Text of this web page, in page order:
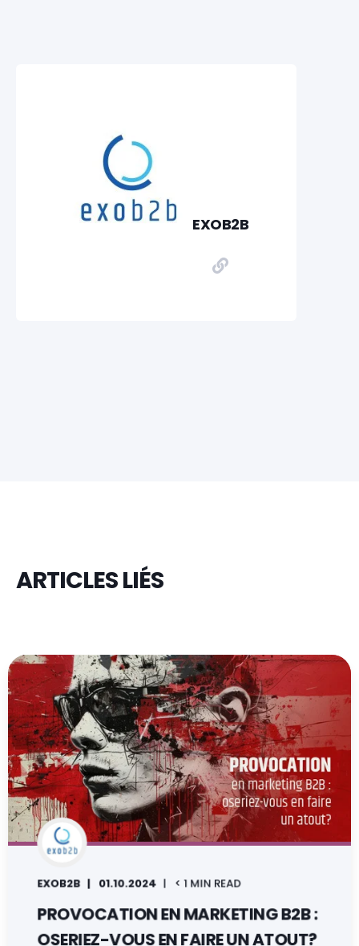
EXOB2B
ARTICLES LIÉS
EXOB2B 01.10.2024 < 1 MIN READ
PROVOCATION EN MARKETING B2B :
OSERIEZ-VOUS EN FAIRE UN ATOUT?